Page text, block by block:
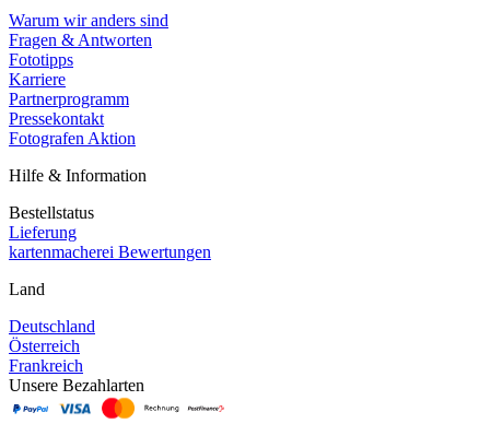
Warum wir anders sind
Fragen & Antworten
Fototipps
Karriere
Partnerprogramm
Pressekontakt
Fotografen Aktion
Hilfe & Information
Bestellstatus
Lieferung
kartenmacherei Bewertungen
Land
Deutschland
Österreich
Frankreich
Unsere Bezahlarten